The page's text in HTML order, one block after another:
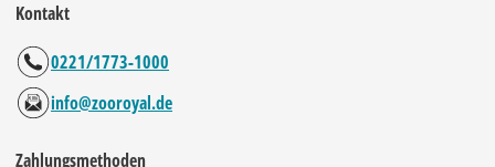
Kontakt
0221/1773-1000
info@zooroyal.de
Zahlungsmethoden